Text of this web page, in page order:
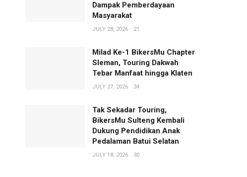
Dampak Pemberdayaan
Masyarakat
JULY 28, 2026 21
Milad Ke-1 BikersMu Chapter
Sleman, Touring Dakwah
Tebar Manfaat hingga Klaten
JULY 27, 2026 34
Tak Sekadar Touring,
BikersMu Sulteng Kembali
Dukung Pendidikan Anak
Pedalaman Batui Selatan
JULY 18, 2026 30